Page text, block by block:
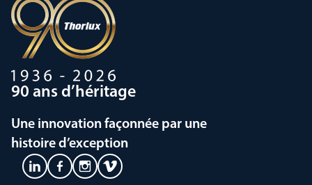
90 ans d’héritage
Une innovation façonnée par une
histoire d’exception